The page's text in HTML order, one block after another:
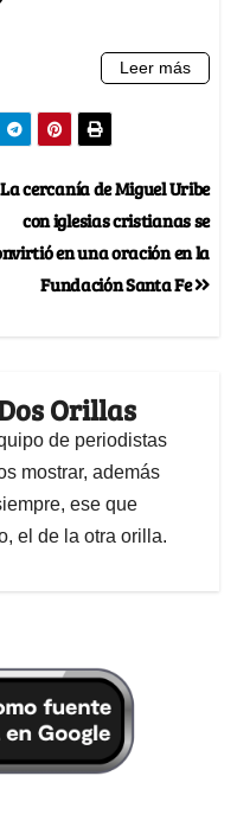
La cercanía de Miguel Uribe
con iglesias cristianas se
en una oración en la
Fundación Santa Fe
Orillas
de periodistas
mostrar, además
ese que
el de la otra orilla.